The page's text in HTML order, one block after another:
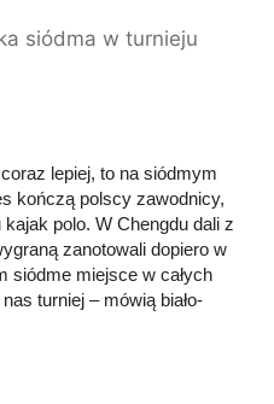
siódma w turnieju
lepiej, to na siódmym
kończą polscy zawodnicy,
polo. W Chengdu dali z
zanotowali dopiero w
siódme miejsce w całych
turniej – mówią biało-